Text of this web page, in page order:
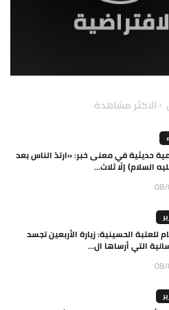
الاكثر مشاهدة
حديثية في معنى خبر: «ارتدّ الناس بعد
السلام) إلّا ثلاث...
للعتبة الحسينية: زيارة الأربعين تجسد
التي أرساها ال...